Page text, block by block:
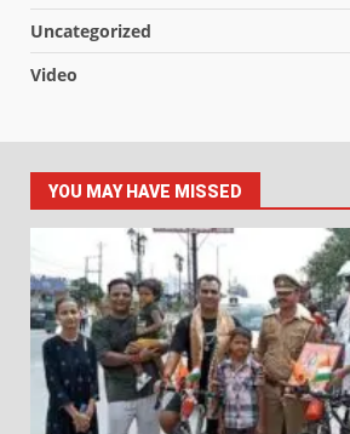
Uncategorized
Video
YOU MAY HAVE MISSED